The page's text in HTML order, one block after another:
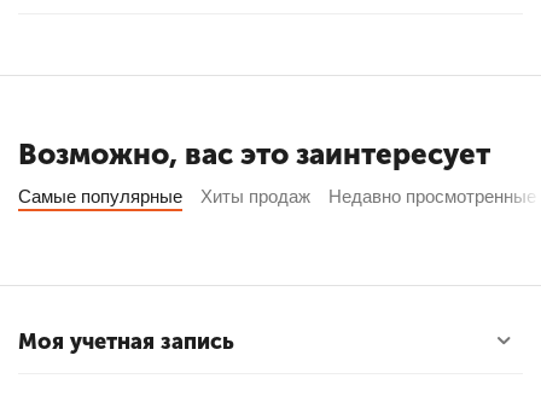
Возможно, вас это заинтересует
Самые популярные Хиты продаж Недавно просмотренные
Моя учетная запись